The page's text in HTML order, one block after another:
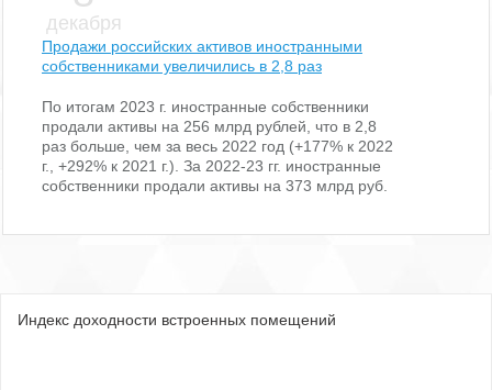
Индекс доходности встроенных помещений
декабря
Продажи российских активов иностранными
собственниками увеличились в 2,8 раз
По итогам 2023 г. иностранные собственники
продали активы на 256 млрд рублей, что в 2,8
раз больше, чем за весь 2022 год (+177% к 2022
г., +292% к 2021 г.). За 2022-23 гг. иностранные
собственники продали активы на 373 млрд руб.